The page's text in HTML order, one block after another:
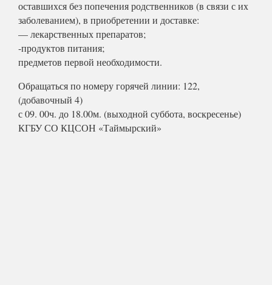
оставшихся без попечения родственников (в связи с их
заболеванием), в приобретении и доставке:
— лекарственных препаратов;
-продуктов питания;
предметов первой необходимости.
Обращаться по номеру горячей линии: 122,
(добавочный 4)
с 09. 00ч. до 18.00м. (выходной суббота, воскресенье)
КГБУ СО КЦСОН «Таймырский»